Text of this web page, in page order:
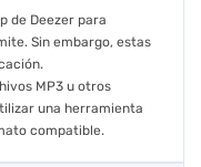
de Deezer para
Sin embargo, estas
MP3 u otros
una herramienta
compatible.